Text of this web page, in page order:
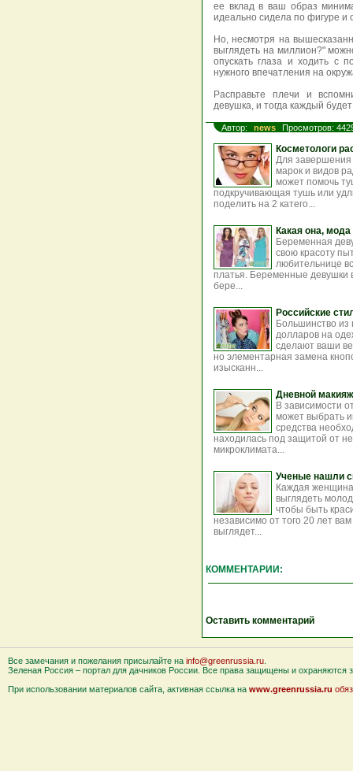
ее вклад в ваш образ
идеально сидела по фигуре и
Но, несмотря на
выглядеть на миллион?"
опускать глаза и ходить с
нужного впечатления на
Расправьте плечи и
девушка, и тогда каждый
Автор: news Просмотров:
Косметологи
Для завершения
марок и видов
может помочь
подкручивающая тушь или
поделить на 2 катего...
Какая она,
Беременная
свою красоту
любительнице
платья. Беременные девушки
бере...
Российские
Большинство из
долларов на
сделают ваши
но элементарная замена
изысканн...
Дневной
В зависимости
может выбрать
средства
находилась под защитой от
микроклимата...
Ученые нашли
Каждая женщина
выглядеть
чтобы быть
независимо от того 20 лет
выглядет...
КОММЕНТАРИИ:
Оставить комментарий
Все замечания и пожелания присылайте на info@greenrussia.ru
Зеленая Россия – портал для дачников России. Все права защищены и охраняются
При использовании материалов сайта, активная ссылка на www.greenrussia.ru